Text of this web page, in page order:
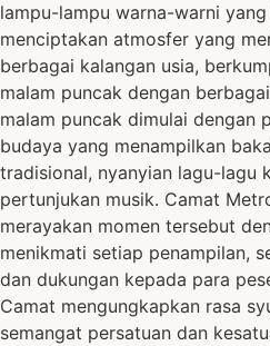
lampu-lampu warna-warni
menciptakan atmosfer yang
berbagai kalangan usia,
malam puncak dengan
malam puncak dimulai dengan
budaya yang menampilkan
tradisional, nyanyian lagu-lagu
pertunjukan musik. Camat
merayakan momen tersebut
menikmati setiap penampilan,
dan dukungan kepada para
Camat mengungkapkan rasa
semangat persatuan dan